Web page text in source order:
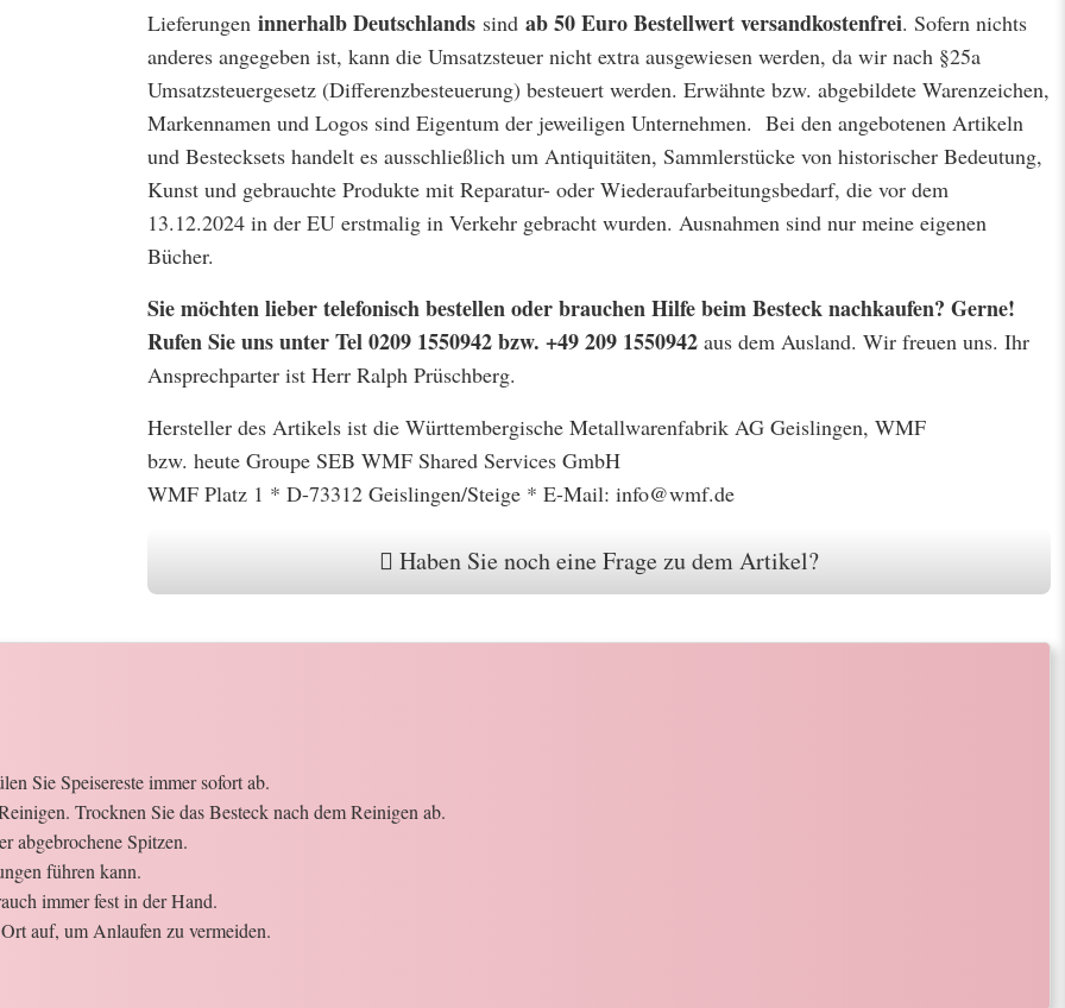
Lieferungen innerhalb Deutschlands sind ab 50 Euro Bestellwertversandkostenfrei. Sofern nichts
anderes angegeben ist, kann die Umsatzsteuer nicht extra ausgewiesen werden, da wir nach §25a
Umsatzsteuergesetz (Differenzbesteuerung) besteuert werden. Erwähnte bzw. abgebildete Warenzeichen,
Markennamen und Logos sind Eigentum der jeweiligen Unternehmen. Bei den angebotenen Artikeln
und Bestecksets handelt es ausschließlich um Antiquitäten, Sammlerstücke von historischer Bedeutung,
Kunst und gebrauchte Produkte mit Reparatur- oder Wiederaufarbeitungsbedarf, die vor dem
13.12.2024 in der EU erstmalig in Verkehr gebracht wurden. Ausnahmen sind nur meine eigenen
Bücher.
Sie möchten lieber telefonisch bestellen oder brauchen Hilfe beim Besteck nachkaufen? Gerne!
Rufen Sie uns unter Tel 0209 1550942 bzw. +49 209 1550942 aus dem Ausland. Wir freuen uns. Ihr
Ansprechparter ist Herr Ralph Prüschberg.
Hersteller des Artikels ist die Württembergische Metallwarenfabrik AG Geislingen, WMF
bzw. heute Groupe SEB WMF Shared Services GmbH
WMF Platz 1 * D-73312 Geislingen/Steige * E-Mail: info@wmf.de
Haben Sie noch eine Frage zu dem Artikel?
Sie Speisereste immer sofort ab.
Trocknen Sie das Besteck nach dem Reinigen ab.
abgebrochene Spitzen.
führen kann.
immer fest in der Hand.
auf, um Anlaufen zu vermeiden.